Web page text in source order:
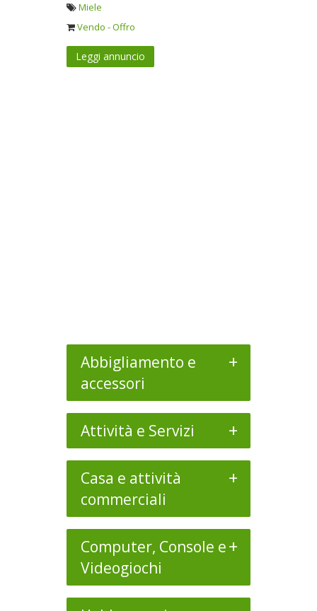
Miele
Vendo - Offro
Leggi annuncio
Abbigliamento e
accessori
+
Attività e Servizi +
Casa e attività
commerciali
+
Computer, Console e
Videogiochi
+